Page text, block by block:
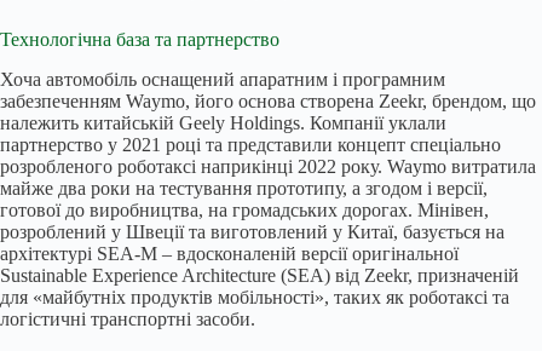
Технологічна база та партнерство
Хоча автомобіль оснащений апаратним і програмним
забезпеченням Waymo, його основа створена Zeekr, брендом, що
належить китайській Geely Holdings. Компанії уклали
партнерство у 2021 році та представили концепт спеціально
розробленого роботаксі наприкінці 2022 року. Waymo витратила
майже два роки на тестування прототипу, а згодом і версії,
готової до виробництва, на громадських дорогах. Мінівен,
розроблений у Швеції та виготовлений у Китаї, базується на
архітектурі SEA-M – вдосконаленій версії оригінальної
Sustainable Experience Architecture (SEA) від Zeekr, призначеній
для «майбутніх продуктів мобільності», таких як роботаксі та
логістичні транспортні засоби.